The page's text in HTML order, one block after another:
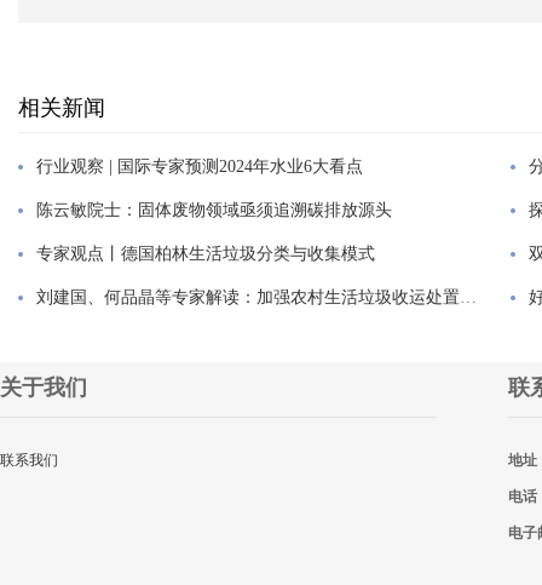
相关新闻
行业观察 | 国际专家预测2024年水业6大看点
陈云敏院士：固体废物领域亟须追溯碳排放源头
专家观点丨德国柏林生活垃圾分类与收集模式
刘建国、何品晶等专家解读：加强农村生活垃圾收运处置体系建...
关于我们
联系我们
联
地址
电话
电子